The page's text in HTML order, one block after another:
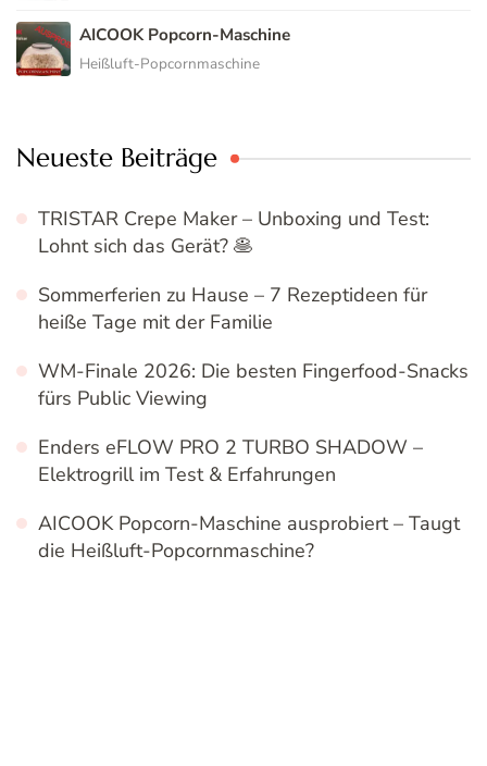
AICOOK Popcorn-Maschine
Heißluft-Popcornmaschine
Neueste Beiträge
TRISTAR Crepe Maker – Unboxing und Test:
Lohnt sich das Gerät? 🥞
Sommerferien zu Hause – 7 Rezeptideen für
heiße Tage mit der Familie
WM-Finale 2026: Die besten Fingerfood-Snacks
fürs Public Viewing
Enders eFLOW PRO 2 TURBO SHADOW –
Elektrogrill im Test & Erfahrungen
AICOOK Popcorn-Maschine ausprobiert – Taugt
die Heißluft-Popcornmaschine?